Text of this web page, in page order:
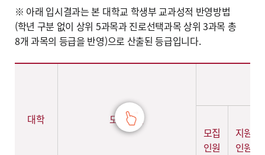
※ 아래 입시결과는 본 대학교 학생부 교과성적 반영방법
(학년 구분 없이 상위 5과목과 진로선택과목 상위 3과목 총
8개 과목의 등급을 반영)으로 산출된 등급입니다.
2026학년도 학생부종합 [학생부종합전형] - 계열,대학,학과(부),전공,학생부교과 [사회적배려자전형](모집인원,경쟁률,합격자학생부평균등급,환산점수(평균,만점)) 정보제공
대학
모집단위
모집
인원
지원
인원